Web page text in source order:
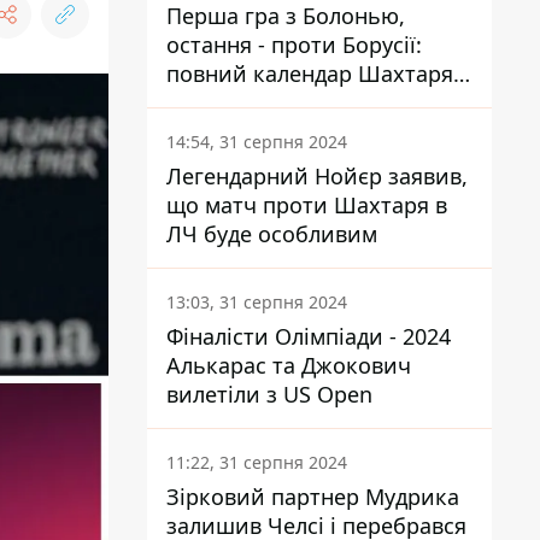
Перша гра з Болонью,
остання - проти Борусії:
повний календар Шахтаря в
новій ЛЧ
14:54, 31 серпня 2024
Легендарний Нойєр заявив,
що матч проти Шахтаря в
ЛЧ буде особливим
13:03, 31 серпня 2024
Фіналісти Олімпіади - 2024
Алькарас та Джокович
вилетіли з US Open
11:22, 31 серпня 2024
Зірковий партнер Мудрика
залишив Челсі і перебрався